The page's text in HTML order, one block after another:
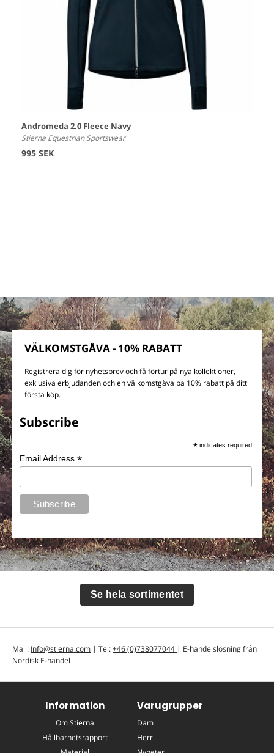
Andromeda 2.0 Fleece Navy
Stierna Equestrian Sportswear
995 SEK
VÄLKOMSTGÅVA - 10% RABATT
Registrera dig för nyhetsbrev och få förtur på nya kollektioner,
exklusiva erbjudanden och en välkomstgåva på 10% rabatt på ditt
första köp.
Subscribe
* indicates required
Email Address*
Se hela sortimentet
Mail: Info@stierna.com | Tel:+46 (0)738077044 | E-handelslösning från
Nordisk E-handel
Information
Om Stierna
Hållbarhetsrapport
Varugrupper
Dam
Herr